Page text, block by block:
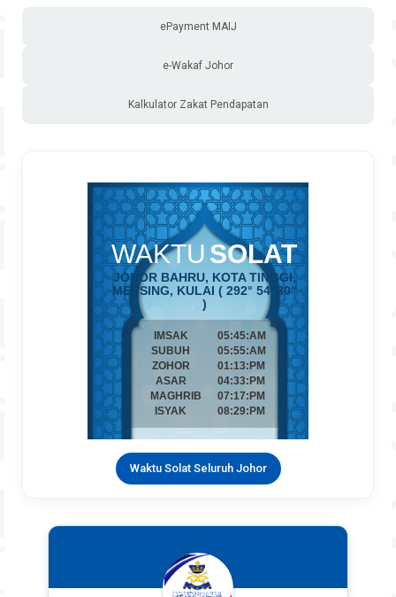
ePayment MAIJ
e-Wakaf Johor
Kalkulator Zakat Pendapatan
Waktu Solat Seluruh Johor